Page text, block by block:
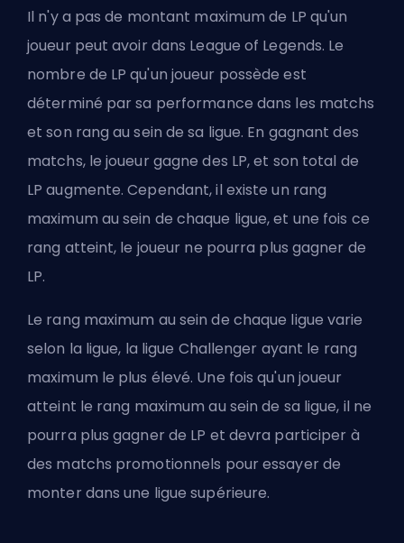
Il n'y a pas de montant maximum de LP qu'un
joueur peut avoir dans League of Legends. Le
nombre de LP qu'un joueur possède est
déterminé par sa performance dans les matchs
et son rang au sein de sa ligue. En gagnant des
matchs, le joueur gagne des LP, et son total de
LP augmente. Cependant, il existe un rang
maximum au sein de chaque ligue, et une fois ce
rang atteint, le joueur ne pourra plus gagner de
LP.
Le rang maximum au sein de chaque ligue varie
selon la ligue, la ligue Challenger ayant le rang
maximum le plus élevé. Une fois qu'un joueur
atteint le rang maximum au sein de sa ligue, il ne
pourra plus gagner de LP et devra participer à
des matchs promotionnels pour essayer de
monter dans une ligue supérieure.